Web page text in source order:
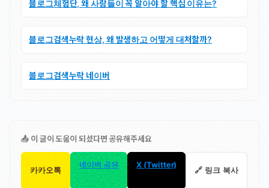
블로그체험단, 왜 사람들이 꼭 알아야 할 핵심 이유는?
블로그검색누락 현상, 왜 발생하고 어떻게 대처할까?
블로그검색누락 네이버
📤 이 글이 도움이 되셨다면 공유해주세요
카카오톡
네이버 공유 X (Twitter)
🔗 링크 복사